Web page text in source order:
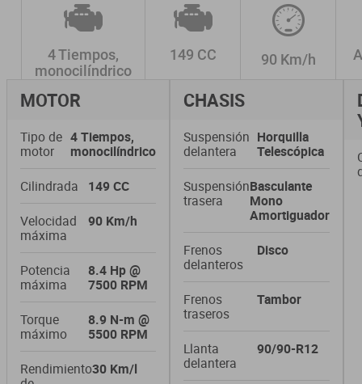
4 Tiempos,
monocilíndrico
149 CC 90 Km/h
MOTOR
Tipo de
motor
4 Tiempos,
monocilíndrico
Cilindrada
149 CC
Velocidad
máxima
90 Km/h
Potencia
máxima
8.4 Hp @
7500 RPM
Torque
máximo
8.9 N-m @
5500 RPM
Rendimiento30 Km/l
CHASIS
Suspensión
delantera
Horquilla
Telescópica
Suspensión
trasera
Basculante
Mono
Amortiguador
Frenos
delanteros
Disco
Frenos
traseros
Tambor
Llanta
delantera
90/90-R12